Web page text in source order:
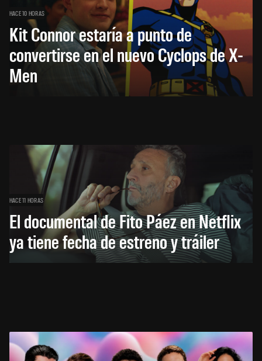
HACE 10 HORAS
Kit Connor estaría a punto de
convertirse en el nuevo Cyclops de X-
Men
HACE 11 HORAS
El documental de Fito Páez en Netflix
ya tiene fecha de estreno y tráiler